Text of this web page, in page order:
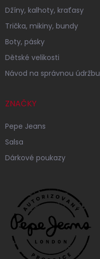
Džíny, kalhoty, kraťasy
Trička, mikiny, bundy
Boty, pásky
Dětské velikosti
Návod na správnou údržbu
ZNAČKY
Pepe Jeans
Salsa
Dárkové poukazy